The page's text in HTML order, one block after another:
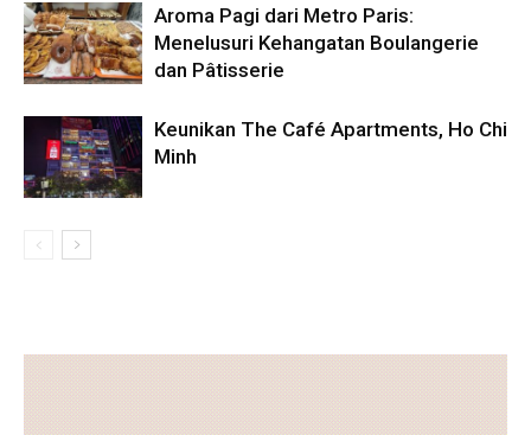
Aroma Pagi dari Metro Paris:
Menelusuri Kehangatan Boulangerie
dan Pâtisserie
Keunikan The Café Apartments, Ho Chi
Minh